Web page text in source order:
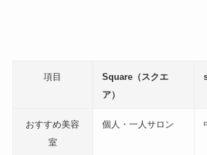
項目
Square（スクエ
ア）
おすすめ美容
室
個人・一人サロン